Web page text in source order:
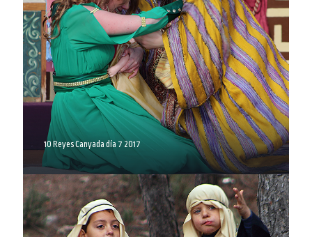
10 Reyes Canyada día 7 2017